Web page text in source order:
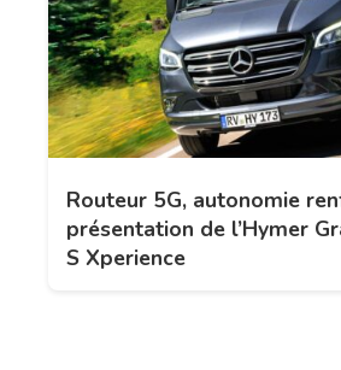
Routeur 5G, autonomie
présentation de l’Hymer
S Xperience